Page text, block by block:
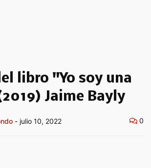
libro "Yo soy una
Jaime Bayly
- julio 10, 2022 0